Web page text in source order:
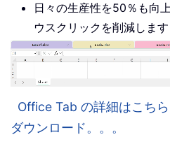
日々の生産性を50％も向
ウスクリックを削減します
Office Tab の詳細はこちら
ダウンロード。。。